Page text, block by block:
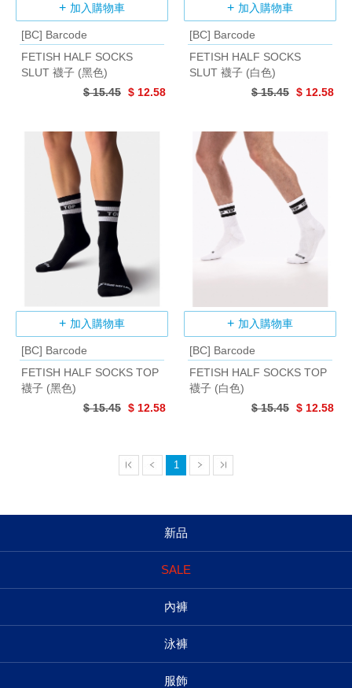
加入購物車
[BC] Barcode
FETISH HALF SOCKS
SLUT 襪子 (黑色)
$ 15.45 $ 12.58
加入購物車
[BC] Barcode
FETISH HALF SOCKS
SLUT 襪子 (白色)
$ 15.45 $ 12.58
加入購物車
[BC] Barcode
FETISH HALF SOCKS TOP
襪子 (黑色)
$ 15.45 $ 12.58
加入購物車
[BC] Barcode
FETISH HALF SOCKS TOP
襪子 (白色)
$ 15.45 $ 12.58
1
新品
SALE
內褲
泳褲
服飾